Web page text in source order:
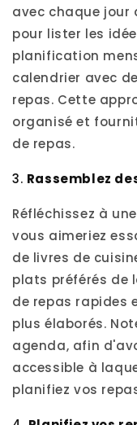
avec chaque jour
pour lister les
planification
calendrier avec
repas. Cette
organisé et
de repas.
3. Rassemblez
Réfléchissez à
vous aimeriez
de livres de
plats préférés de
de repas rapides
plus élaborés.
agenda, afin
accessible à
planifiez vos